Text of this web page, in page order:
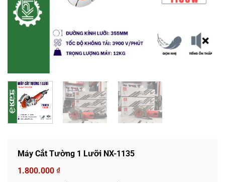
Máy Cắt Tường 1 Lưỡi NX-1135
1.800.000 ₫